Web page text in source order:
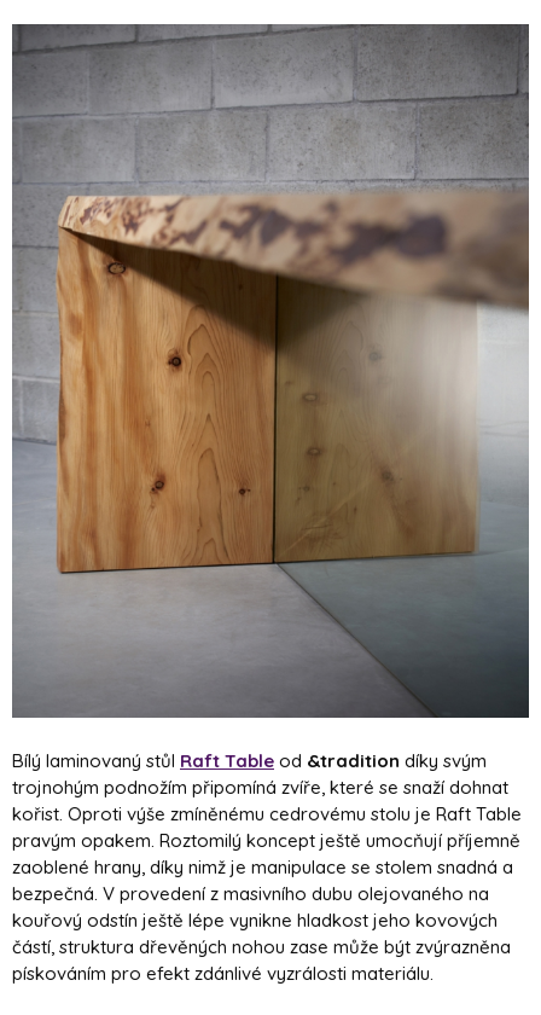
Bílý laminovaný stůl Raft Table od &tradition díky svým
trojnohým podnožím připomíná zvíře, které se snaží dohnat
kořist. Oproti výše zmíněnému cedrovému stolu je Raft Table
pravým opakem. Roztomilý koncept ještě umocňují příjemně
zaoblené hrany, díky nimž je manipulace se stolem snadná a
bezpečná. V provedení z masivního dubu olejovaného na
kouřový odstín ještě lépe vynikne hladkost jeho kovových
částí, struktura dřevěných nohou zase může být zvýrazněna
pískováním pro efekt zdánlivé vyzrálosti materiálu.